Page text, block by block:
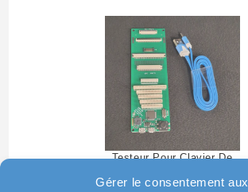
Gérer le consentement aux
Testeur Pour Clavier De